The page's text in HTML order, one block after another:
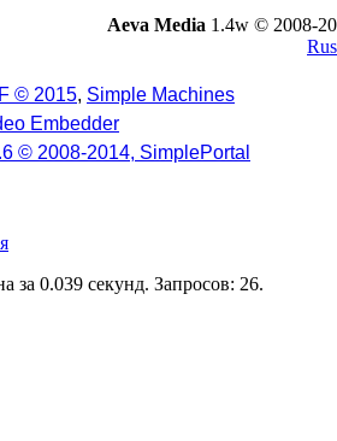
Aeva Media 1.4w © 2008-
© 2015, Simple Machines
Embedder
© 2008-2014, SimplePortal
за 0.039 секунд. Запросов: 26.